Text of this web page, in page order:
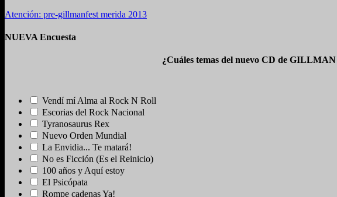
Atención: pre-gillmanfest merida 2013
NUEVA Encuesta
¿Cuáles temas del nuevo CD de
Vendí mí Alma al Rock N Roll
Escorias del Rock Nacional
Tyranosaurus Rex
Nuevo Orden Mundial
La Envidia... Te matará!
No es Ficción (Es el Reinicio)
100 años y Aquí estoy
El Psicópata
Rompe cadenas Ya!